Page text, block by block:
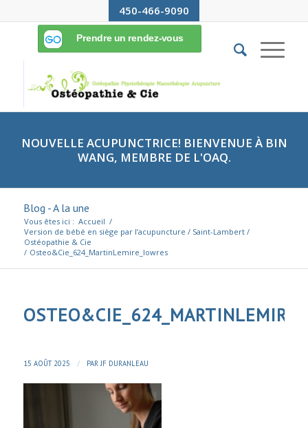
450-466-9090
NOUVELLE ACUPUNCTRICE! BIENVENUE À BIN
WANG, MEMBRE DE L'OAQ.
Blog - A la une
Vous êtes ici : Accueil /
Version de bébé en siège par l’acupuncture / Saint-Lambert /
Ostéopathie & Cie
/ Osteo&Cie_624_MartinLemire_lowres
15 AOÛT 2025 / PAR JF DURANLEAU